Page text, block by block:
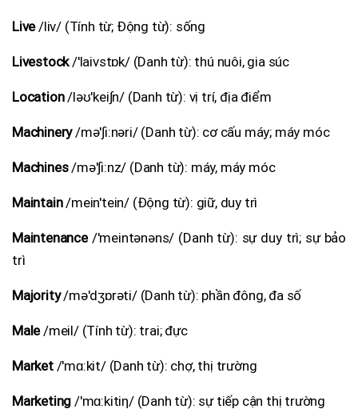
Live/liv/ (Tính từ; Động từ): sống
Livestock/'laivstɒk/ (Danh từ): thú nuôi, gia súc
Location/ləʊ'kei∫n/ (Danh từ): vị trí, địa điểm
Machinery/mə'∫i:nəri/ (Danh từ): cơ cấu máy; máy móc
Machines/mə'∫i:nz/ (Danh từ): máy, máy móc
Maintain/mein'tein/ (Động từ): giữ, duy trì
Maintenance/'meintənəns/ (Danh từ): sự duy trì; sự bảo
trì
Majority/mə'dʒɒrəti/ (Danh từ): phần đông, đa số
Male/meil/ (Tính từ): trai; đực
Market/'mɑ:kit/ (Danh từ): chợ, thị trường
Marketing /'mɑ:kitiη/ (Danh từ): sự tiếp cận thị trường